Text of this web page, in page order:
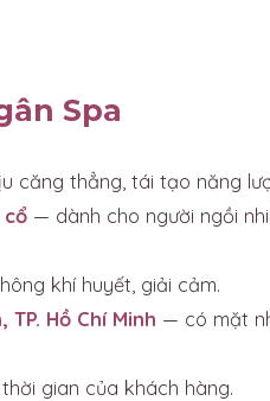
Spa
căng thẳng, tái tạo năng
— dành cho người ngồi
khí huyết, giải cảm.
Hồ Chí Minh — có mặt
gian của khách hàng.